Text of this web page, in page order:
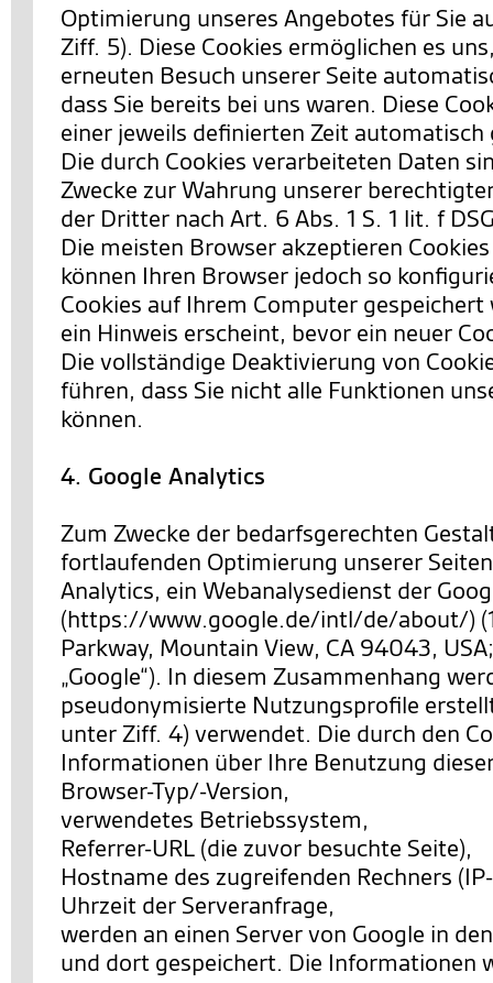
Optimierung unseres Angebotes für Sie
Ziff. 5). Diese Cookies ermöglichen es
erneuten Besuch unserer Seite
dass Sie bereits bei uns waren. Diese
einer jeweils definierten Zeit automatisch
Die durch Cookies verarbeiteten Daten
Zwecke zur Wahrung unserer
der Dritter nach Art. 6 Abs. 1 S. 1 lit. f
Die meisten Browser akzeptieren
können Ihren Browser jedoch so
Cookies auf Ihrem Computer
ein Hinweis erscheint, bevor ein neuer
Die vollständige Deaktivierung von
führen, dass Sie nicht alle Funktionen
können.
4. Google Analytics
Zum Zwecke der bedarfsgerechten
fortlaufenden Optimierung unserer
Analytics, ein Webanalysedienst der
(https://www.google.de/intl/de/about/)
Parkway, Mountain View, CA 94043,
„Google“). In diesem Zusammenhang
pseudonymisierte Nutzungsprofile
unter Ziff. 4) verwendet. Die durch den
Informationen über Ihre Benutzung
Browser-Typ/-Version,
verwendetes Betriebssystem,
Referrer-URL (die zuvor besuchte Seite),
Hostname des zugreifenden Rechners
Uhrzeit der Serveranfrage,
werden an einen Server von Google in
und dort gespeichert. Die Informationen